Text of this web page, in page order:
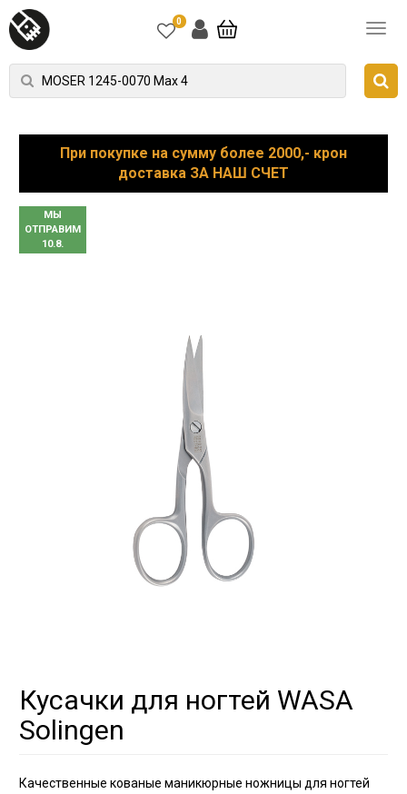
0
При покупке на сумму более 2000,- крон
доставка ЗА НАШ СЧЕТ
МЫ
ОТПРАВИМ
10.8.
Кусачки для ногтей WASA
Solingen
Качественные кованые маникюрные ножницы для ногтей